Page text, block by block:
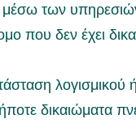
των
που δεν έχει
λογισμικού
δικαιώματα